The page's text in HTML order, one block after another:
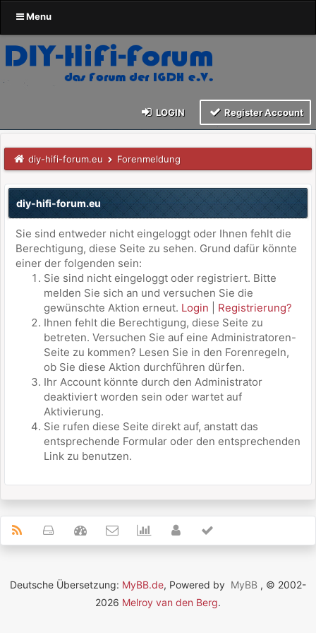
Menu
LOGIN Register Account
diy-hifi-forum.eu Forenmeldung
diy-hifi-forum.eu
Sie sind entweder nicht eingeloggt oder Ihnen fehlt die
Berechtigung, diese Seite zu sehen. Grund dafür könnte
einer der folgenden sein:
Sie sind nicht eingeloggt oder registriert. Bitte
melden Sie sich an und versuchen Sie die
gewünschte Aktion erneut. Login
Registrierung?
Ihnen fehlt die Berechtigung, diese Seite zu
betreten. Versuchen Sie auf eine Administratoren-
Seite zu kommen? Lesen Sie in den Forenregeln,
ob Sie diese Aktion durchführen dürfen.
Ihr Account könnte durch den Administrator
deaktiviert worden sein oder wartet auf
Aktivierung.
Sie rufen diese Seite direkt auf, anstatt das
entsprechende Formular oder den entsprechenden
Link zu benutzen.
Deutsche Übersetzung: MyBB.de, Powered by MyBB , © 2002-
2026 Melroy van den Berg.